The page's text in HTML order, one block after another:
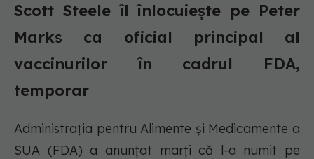
Scott Steele îl înlocuiește pe Peter
Marks ca oficial principal al
vaccinurilor în cadrul FDA,
temporar
Administrația pentru Alimente și Medicamente a
SUA (FDA) a anunțat marți că l-a numit pe